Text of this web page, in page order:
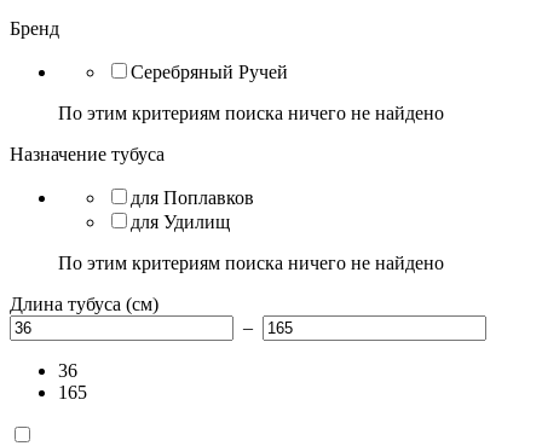
Бренд
Серебряный Ручей
По этим критериям поиска ничего не найдено
Назначение тубуса
для Поплавков
для Удилищ
По этим критериям поиска ничего не найдено
Длина тубуса (см)
–
36
165